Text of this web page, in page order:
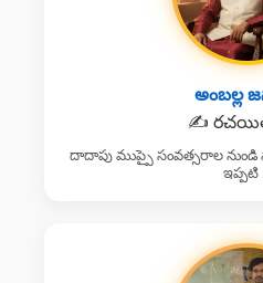
అంబల్ల
✍️
దాదాపు ముప్పై సంవత్సరాల నుండి
ఇప్పటి